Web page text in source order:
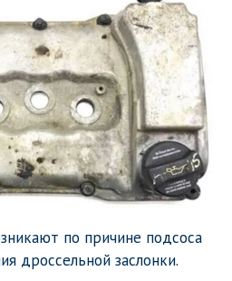
по причине подсоса
дроссельной заслонки.